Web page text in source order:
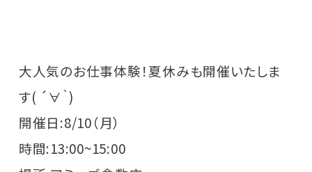
大人気のお仕事体験！夏休みも開催いたしま
す( ´∀｀)
開催日:8/10（月）
時間:13:00~15:00